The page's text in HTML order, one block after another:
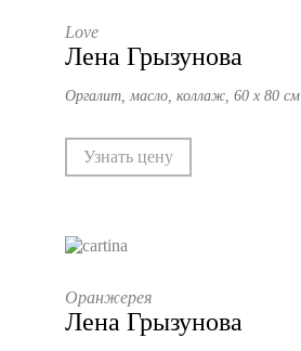
Love
Лена Грызунова
Оргалит, масло, коллаж, 60 х 80 см
Узнать цену
Оранжерея
Лена Грызунова